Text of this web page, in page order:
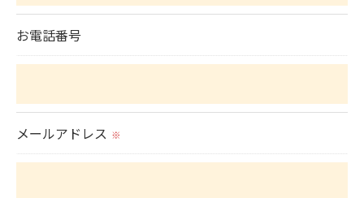
これらの委託先に対しては個人情報保護契約等の措
置をとり、適切な監督を行います。
当社では、個人情報の漏洩等がなされないよう、適
切に安全管理対策を実施します。
お電話番号
メールアドレス ※